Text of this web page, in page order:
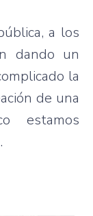
a los
dando un
la
de una
estamos